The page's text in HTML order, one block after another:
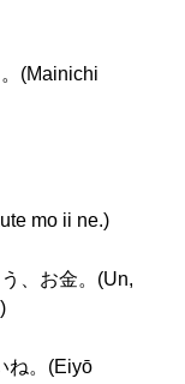
(Mainichi
mo ii ne.)
、お金。(Un,
ね。(Eiyō